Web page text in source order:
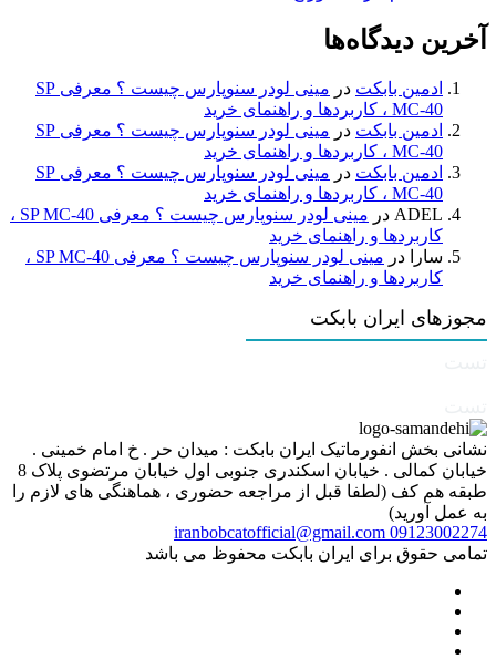
آخرین دیدگاه‌ها
ادمین بابکت در
مینی لودر سنوپارس چیست ؟ معرفی SP
MC-40 ، کاربردها و راهنمای خرید
ادمین بابکت در
مینی لودر سنوپارس چیست ؟ معرفی SP
MC-40 ، کاربردها و راهنمای خرید
ادمین بابکت در
مینی لودر سنوپارس چیست ؟ معرفی SP
MC-40 ، کاربردها و راهنمای خرید
ADEL در
مینی لودر سنوپارس چیست ؟ معرفی SP MC-40 ،
کاربردها و راهنمای خرید
سارا
در
مینی لودر سنوپارس چیست ؟ معرفی SP MC-40 ،
کاربردها و راهنمای خرید
مجوزهای ایران بابکت
نشانی بخش انفورماتیک ایران بابکت : میدان حر . خ امام خمینی .
خیابان کمالی . خیابان اسکندری جنوبی اول خیابان مرتضوی پلاک 8
طبقه هم کف (لطفا قبل از مراجعه حضوری ، هماهنگی های لازم را
به عمل آورید)
09123002274
iranbobcatofficial@gmail.com
تمامی حقوق برای ایران بابکت محفوظ می باشد